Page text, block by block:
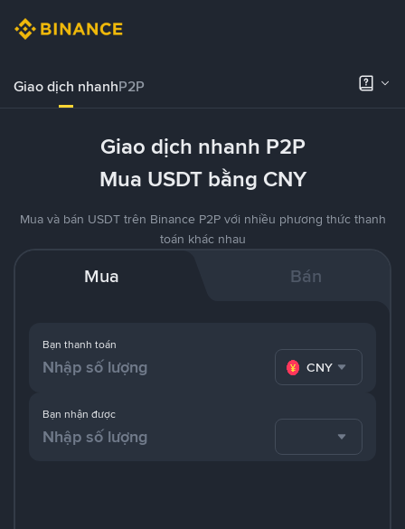
Giao dịch nhanhP2P
Giao dịch nhanh P2P
Mua USDT bằng CNY
Mua và bán USDT trên Binance P2P với nhiều phương thức thanh
toán khác nhau
Mua Bán
Bạn thanh toán
CNY
Bạn nhận được